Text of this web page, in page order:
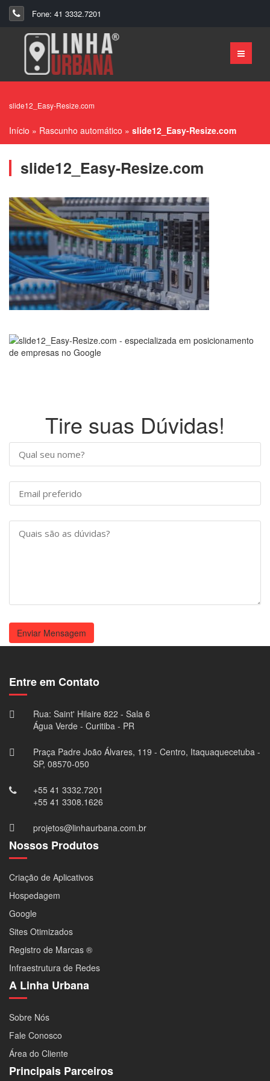
Fone: 41 3332.7201
slide12_Easy-Resize.com
Início » Rascunho automático » slide12_Easy-Resize.com
slide12_Easy-Resize.com
Tire suas Dúvidas!
Enviar Mensagem
Entre em Contato
Rua: Saint' Hilaire 822 - Sala 6
Água Verde - Curitiba - PR
Praça Padre João Álvares, 119 - Centro, Itaquaquecetuba -
SP, 08570-050
+55 41 3332.7201
+55 41 3308.1626
projetos@linhaurbana.com.br
Nossos Produtos
Criação de Aplicativos
Hospedagem
Google
Sites Otimizados
Registro de Marcas ®
Infraestrutura de Redes
A Linha Urbana
Sobre Nós
Fale Conosco
Área do Cliente
Principais Parceiros